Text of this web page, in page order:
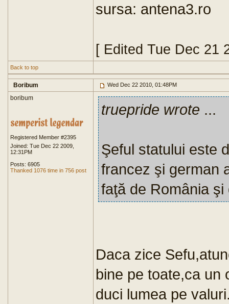
sursa: antena3.ro
[ Edited Tue Dec 21
Back to top
Boribum Wed Dec 22 2010, 01:48PM
boribum
Registered Member #2395
Joined: Tue Dec 22 2009,
12:31PM
Posts: 6905
Thanked 1076 time in 756 post
truepride wrote ...
Şeful statului este
francez şi german
faţă de România şi
Daca zice
bine pe toate,ca un
duci lumea pe